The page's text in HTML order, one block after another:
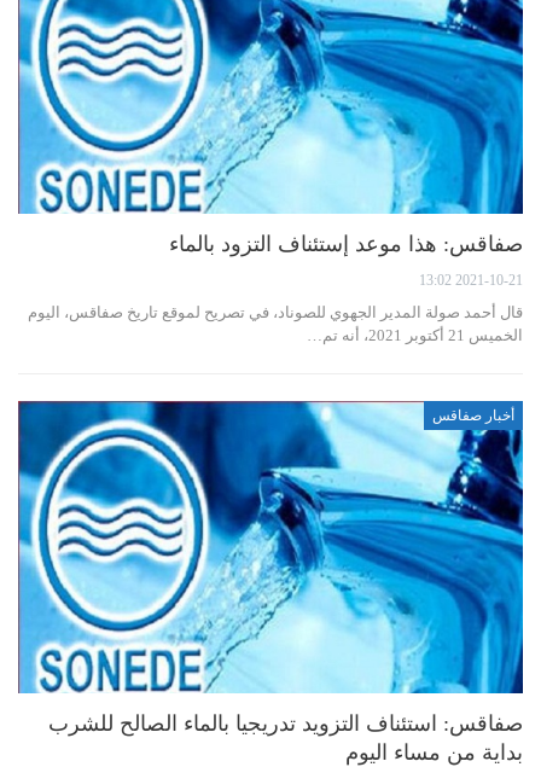
صفاقس: هذا موعد إستئناف التزود بالماء
2021-10-21 13:02
قال أحمد صولة المدير الجهوي للصوناد، في تصريح لموقع تاريخ صفاقس، اليوم
الخميس 21 أكتوبر 2021، أنه تم…
أخبار صفاقس
صفاقس: استئناف التزويد تدريجيا بالماء الصالح للشرب
بداية من مساء اليوم